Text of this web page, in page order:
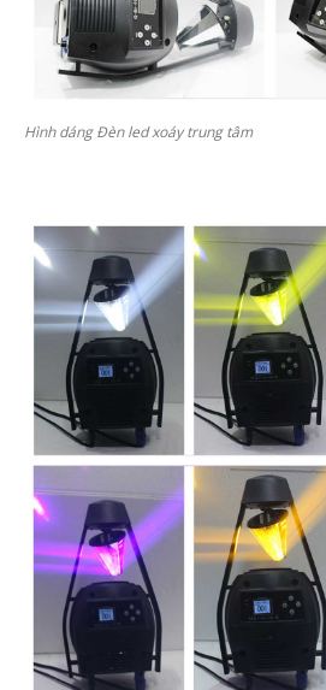
Hình dáng Đèn led xoáy trung tâm